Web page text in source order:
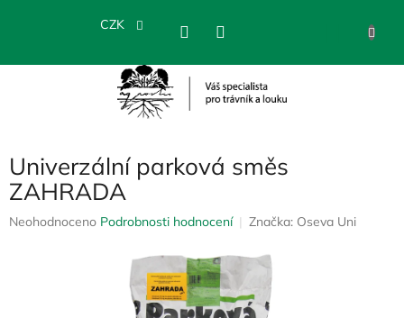
CZK
Univerzální parková směs
ZAHRADA
Průměrné
Neohodnoceno Podrobnosti hodnocení Značka: Oseva Uni